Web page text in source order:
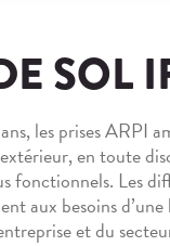
SOL
les prises ARPI
en toute
fonctionnels. Les
aux besoins
et du